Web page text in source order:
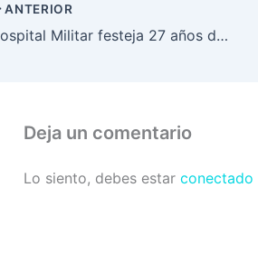
ANTERIOR
Hospital Militar festeja 27 años de brindar salud al pueblo hondureño
Deja un comentario
Lo siento, debes estar conectado